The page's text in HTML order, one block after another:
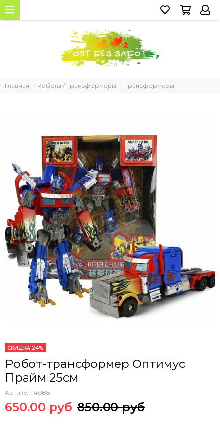
Главная Роботы / Трансформеры Трансформеры
СКИДКА 24%
Робот-трансформер Оптимус
Прайм 25см
Артикул: 4088
650.00 руб 850.00 руб